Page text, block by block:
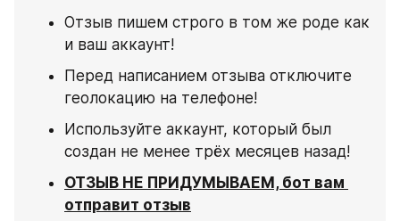
Отзыв пишем строго в том же роде как
и ваш аккаунт!
Перед написанием отзыва отключите
геолокацию на телефоне!
Используйте аккаунт, который был
создан не менее трёх месяцев назад!
ОТЗЫВ НЕ ПРИДУМЫВАЕМ, бот вам
отправит отзыв